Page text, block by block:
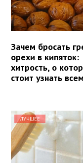
Зачем бросать
орехи в кипяток:
хитрость, о
стоит узнать всем
ЛУЧШЕЕ